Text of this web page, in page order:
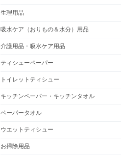
生理用品
吸水ケア（おりもの＆水分）用品
介護用品・吸水ケア用品
ティシューペーパー
トイレットティシュー
キッチンペーパー・キッチンタオル
ペーパータオル
ウエットティシュー
お掃除用品